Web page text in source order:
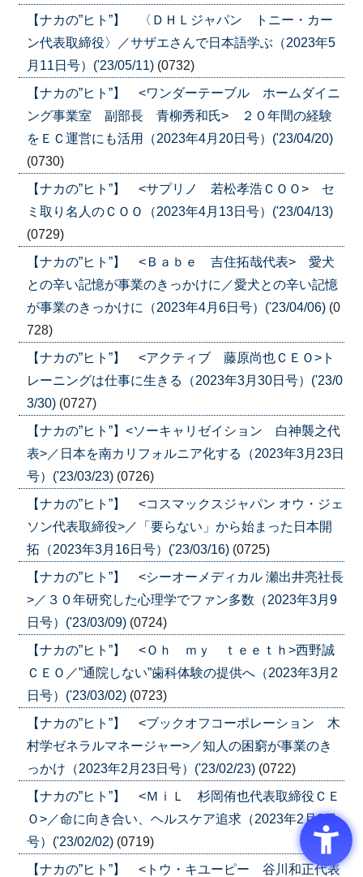
【ナカの”ヒト”】 〈ＤＨＬジャパン トニー・カー
ン代表取締役〉／サザエさんで日本語学ぶ（2023年5
月11日号）('23/05/11) (0732)
【ナカの”ヒト”】 <ワンダーテーブル ホームダイニ
ング事業室 副部長 青柳秀和氏> ２０年間の経験
をＥＣ運営にも活用（2023年4月20日号）('23/04/20)
(0730)
【ナカの”ヒト”】 <サプリノ 若松孝浩ＣＯＯ> セ
ミ取り名人のＣＯＯ（2023年4月13日号）('23/04/13)
(0729)
【ナカの”ヒト”】 <Ｂａｂｅ 吉住拓哉代表> 愛犬
との辛い記憶が事業のきっかけに／愛犬との辛い記憶
が事業のきっかけに（2023年4月6日号）('23/04/06) (0
728)
【ナカの”ヒト”】 <アクティブ 藤原尚也ＣＥＯ>ト
レーニングは仕事に生きる（2023年3月30日号）('23/0
3/30) (0727)
【ナカの”ヒト”】<ソーキャリゼイション 白神襲之代
表>／日本を南カリフォルニア化する（2023年3月23日
号）('23/03/23) (0726)
【ナカの”ヒト”】 <コスマックスジャパン オウ・ジェ
ソン代表取締役>／「要らない」から始まった日本開
拓（2023年3月16日号）('23/03/16) (0725)
【ナカの”ヒト”】 <シーオーメディカル 瀬出井亮社長
>／３０年研究した心理学でファン多数（2023年3月9
日号）('23/03/09) (0724)
【ナカの”ヒト”】 <Ｏｈ ｍｙ ｔｅｅｔｈ>西野誠
ＣＥＯ／”通院しない”歯科体験の提供へ（2023年3月2
日号）('23/03/02) (0723)
【ナカの”ヒト”】 <ブックオフコーポレーション 木
村学ゼネラルマネージャー>／知人の困窮が事業のき
っかけ（2023年2月23日号）('23/02/23) (0722)
【ナカの”ヒト”】 <ＭｉＬ 杉岡侑也代表取締役ＣＥ
Ｏ>／命に向き合い、ヘルスケア追求（2023年2月2日
号）('23/02/02) (0719)
【ナカの”ヒト”】 <トウ・キユーピー 谷川和正代表